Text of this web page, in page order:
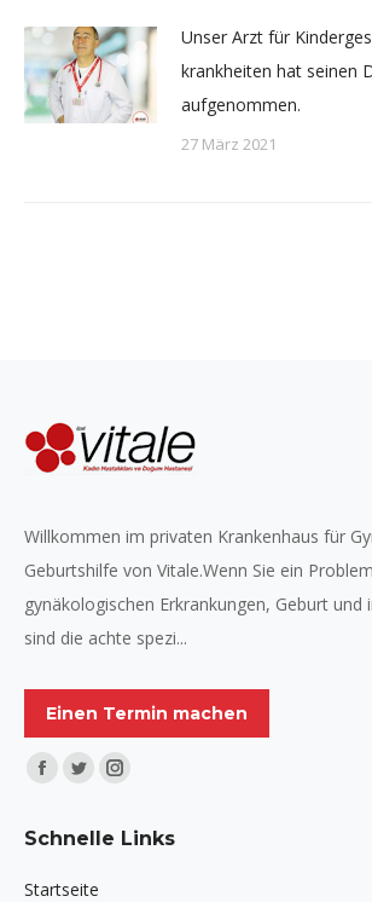
Unser Arzt für
krankheiten hat seinen
aufgenommen.
27 März 2021
Willkommen im privaten Krankenhaus für
Geburtshilfe von Vitale.Wenn Sie ein
gynäkologischen Erkrankungen, Geburt und
sind die achte spezi...
Einen Termin machen
Finden Sie uns auf:
Facebook
opens
Twitter
opens
Instagram
opens
Schnelle Links
Startseite